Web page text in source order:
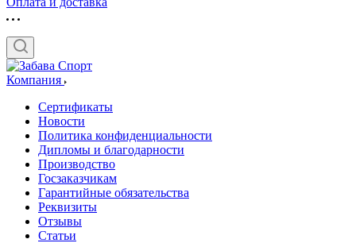
Компания
Сертификаты
Новости
Политика конфиденциальности
Дипломы и благодарности
Производство
Госзаказчикам
Гарантийные обязательства
Реквизиты
Отзывы
Статьи